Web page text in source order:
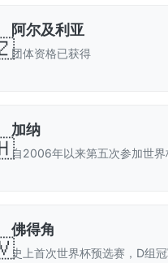
阿尔及利亚
团体资格已获得
加纳
自2006年以来第五次参加世界
佛得角
史上首次世界杯预选赛，D组